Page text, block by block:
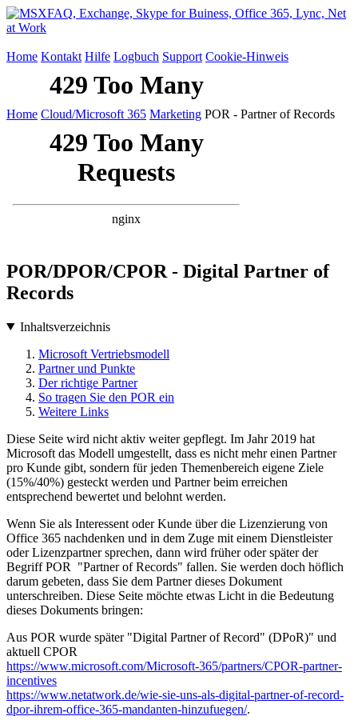
Home Kontakt Hilfe Logbuch Support Cookie-Hinweis
Home Cloud/Microsoft 365 Marketing POR - Partner of Records
POR/DPOR/CPOR - Digital Partner of
Records
Inhaltsverzeichnis
Microsoft Vertriebsmodell
Partner und Punkte
Der richtige Partner
So tragen Sie den POR ein
Weitere Links
Diese Seite wird nicht aktiv weiter gepflegt. Im Jahr 2019 hat
Microsoft das Modell umgestellt, dass es nicht mehr einen Partner
pro Kunde gibt, sondern für jeden Themenbereich eigene Ziele
(15%/40%) gesteckt werden und Partner beim erreichen
entsprechend bewertet und belohnt werden.
Wenn Sie als Interessent oder Kunde über die Lizenzierung von
Office 365 nachdenken und in dem Zuge mit einem Dienstleister
oder Lizenzpartner sprechen, dann wird früher oder später der
Begriff POR "Partner of Records" fallen. Sie werden doch höflich
darum gebeten, dass Sie dem Partner dieses Dokument
unterschreiben. Diese Seite möchte etwas Licht in die Bedeutung
dieses Dokuments bringen:
Aus POR wurde später "Digital Partner of Record" (DPoR)" und
aktuell CPOR
https://www.microsoft.com/Microsoft-365/partners/CPOR-partner-
incentives
https://www.netatwork.de/wie-sie-uns-als-digital-partner-of-record-
dpor-ihrem-office-365-mandanten-hinzufuegen/.